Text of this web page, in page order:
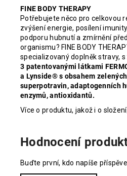
FINE BODY THERAPY
Potřebujete něco pro celkovou
zvýšení energie, posílení
podporu hubnutí a zmírnění
organismu? FINE BODY
specializovaný doplněk stravy, s
3 patentovanými látkami
a Lynside® s obsahem
superpotravin, adaptogenních
enzymů, antioxidantů.
Více o produktu, jakož i o
Hodnocení
Buďte první, kdo napíše